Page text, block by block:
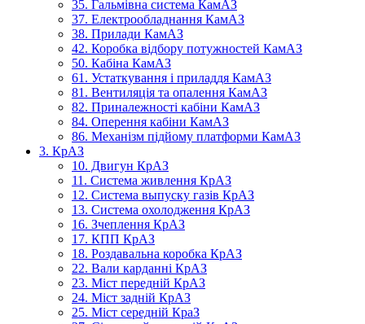
35. Гальмівна система КамАЗ
37. Електрообладнання КамАЗ
38. Прилади КамАЗ
42. Коробка відбору потужностей КамАЗ
50. Кабіна КамАЗ
61. Устаткування і приладдя КамАЗ
81. Вентиляція та опалення КамАЗ
82. Приналежності кабіни КамАЗ
84. Оперення кабіни КамАЗ
86. Механізм підйому платформи КамАЗ
3. КрАЗ
10. Двигун КрАЗ
11. Система живлення КрАЗ
12. Система выпуску газів КрАЗ
13. Система охолодження КрАЗ
16. Зчеплення КрАЗ
17. КПП КрАЗ
18. Роздавальна коробка КрАЗ
22. Вали карданні КрАЗ
23. Міст передній КрАЗ
24. Міст задній КрАЗ
25. Міст середній КраЗ